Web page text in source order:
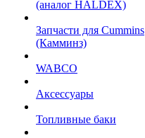
(аналог HALDEX)
Запчасти для Cummins
(Камминз)
WABCO
Аксессуары
Топливные баки